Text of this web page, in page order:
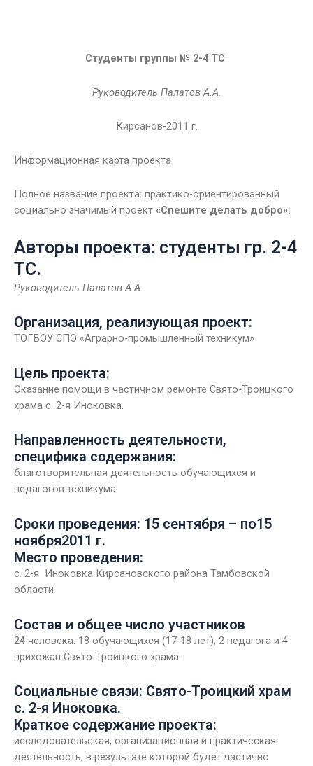
Студенты группы № 2-4 ТС
Руководитель Палатов А.А.
Кирсанов-2011 г.
Информационная карта проекта
Полное название проекта: практико-ориентированный
социально значимый проект «Спешите делать добро».
Авторы проекта: студенты гр. 2-4
ТС.
Руководитель Палатов А.А.
Организация, реализующая проект:
ТОГБОУ СПО «Аграрно-промышленный техникум»
Цель проекта:
Оказание помощи в частичном ремонте Свято-Троицкого
храма с. 2-я Иноковка.
Направленность деятельности,
специфика содержания:
благотворительная деятельность обучающихся и
педагогов техникума.
Сроки проведения: 15 сентября – по15
ноября2011 г.
Место проведения:
с. 2-я Иноковка Кирсановского района Тамбовской
области
Состав и общее число участников
24 человека: 18 обучающихся (17-18 лет); 2 педагога и 4
прихожан Свято-Троицкого храма.
Социальные связи: Свято-Троицкий храм
с. 2-я Иноковка.
Краткое содержание проекта:
исследовательская, организационная и практическая
деятельность, в результате которой будет частично